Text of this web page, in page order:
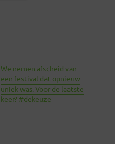
We nemen afscheid van
een festival dat opnieuw
uniek was. Voor de laatste
keer? #dekeuze